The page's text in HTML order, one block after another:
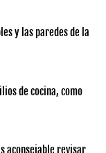
y las paredes de la
de cocina, como
aconsejable revisar